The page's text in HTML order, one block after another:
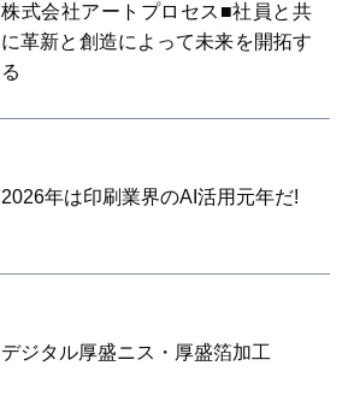
株式会社アートプロセス■社員と共
に革新と創造によって未来を開拓す
る
2026年は印刷業界のAI活用元年だ!
デジタル厚盛ニス・厚盛箔加工